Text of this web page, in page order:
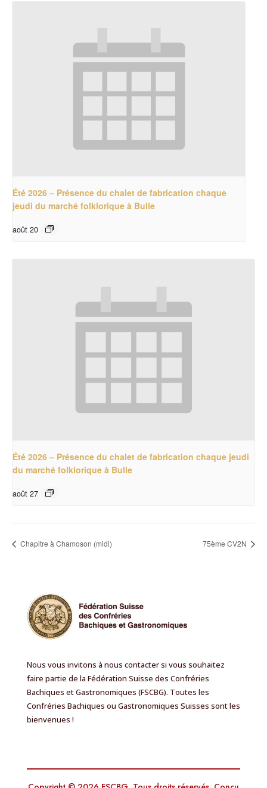
Été 2026 – Présence du chalet de fabrication chaque
jeudi du marché folklorique à Bulle
août 20
Été 2026 – Présence du chalet de fabrication chaque jeudi
du marché folklorique à Bulle
août 27
Chapitre à Chamoson (midi) 75ème CV2N
Nous vous invitons à nous contacter si vous souhaitez
faire partie de la Fédération Suisse des Confréries
Bachiques et Gastronomiques (FSCBG). Toutes les
Confréries Bachiques ou Gastronomiques Suisses sont les
bienvenues !
EN